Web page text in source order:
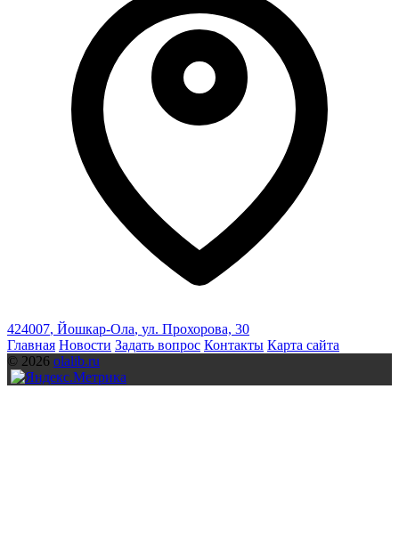
424007, Йошкар-Ола, ул. Прохорова, 30
Главная Новости Задать вопрос Контакты Карта сайта
© 2026 olalib.ru